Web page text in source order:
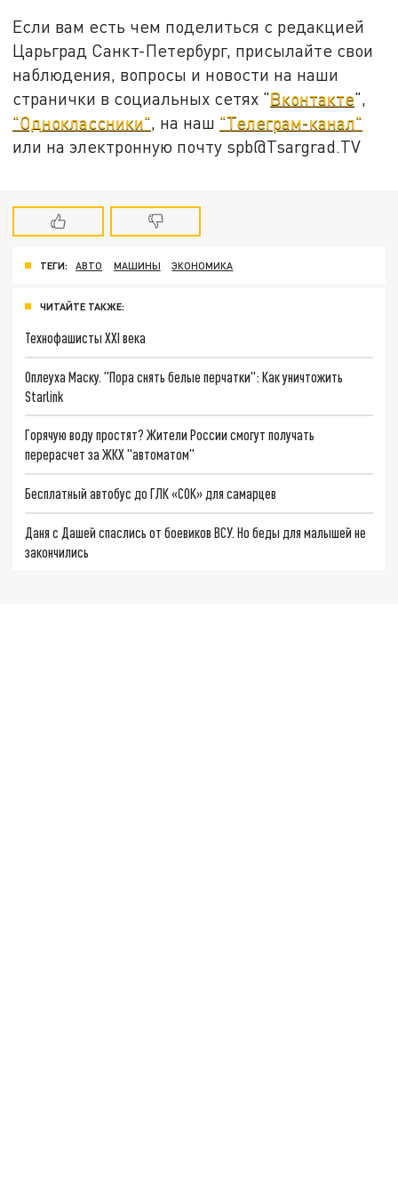
Если вам есть чем поделиться с редакцией
Царьград Санкт-Петербург, присылайте свои
наблюдения, вопросы и новости на наши
странички в социальных сетях "Вконтакте",
"Одноклассники" , на наш "Телеграм-канал"
или на электронную почту spb@Tsargrad.TV
ТЕГИ: АВТО МАШИНЫ ЭКОНОМИКА
ЧИТАЙТЕ ТАКЖЕ:
Технофашисты XXI века
Оплеуха Маску. "Пора снять белые перчатки": Как уничтожить
Starlink
Горячую воду простят? Жители России смогут получать
перерасчет за ЖКХ "автоматом"
Бесплатный автобус до ГЛК «СОК» для самарцев
Даня с Дашей спаслись от боевиков ВСУ. Но беды для малышей не
закончились